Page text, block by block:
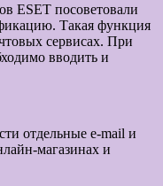
ESET посоветовали
Такая функция
сервисах. При
вводить и
отдельные e-mail и
магазинах и